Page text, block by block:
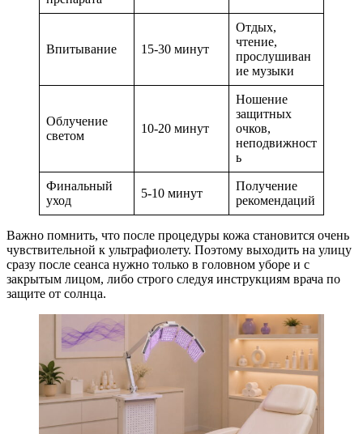
Впитывание 15-30 минут
Отдых,
чтение,
прослушиван
ие музыки
Облучение
светом
10-20 минут
Ношение
защитных
очков,
неподвижност
ь
Финальный
уход
5-10 минут
Получение
рекомендаций
Важно помнить, что после процедуры кожа становится очень
чувствительной к ультрафиолету. Поэтому выходить на улицу
сразу после сеанса нужно только в головном уборе и с
закрытым лицом, либо строго следуя инструкциям врача по
защите от солнца.